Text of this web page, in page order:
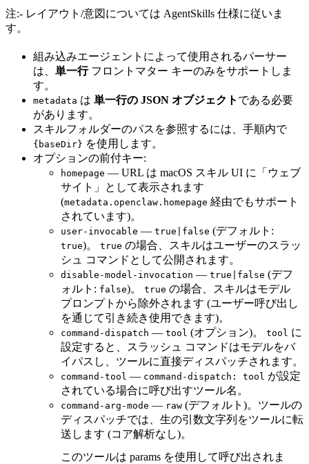
注:- レイアウト/意図については AgentSkills 仕様に従いま
す。
組み込みエージェントによって使用されるパーサー
は、 単一行フロントマター キーのみをサポートしま
す。
metadata は 単一行の JSON オブジェクト である必要
があります。
スキルフォルダーのパスを参照するには、手順内で
{baseDir} を使用します。
オプションの前付キー:
homepage — URL は macOS スキル UI に「ウェブ
サイト」として表示されます
(metadata.openclaw.homepage 経由でもサポート
されています)。
user-invocable — true|false (デフォルト:
true)。 true の場合、スキルはユーザーのスラッ
シュ コマンドとして公開されます。
disable-model-invocation — true|false (デフ
ォルト: false)。 true の場合、スキルはモデル
プロンプトから除外されます (ユーザー呼び出し
を通じて引き続き使用できます)。
command-dispatch — tool (オプション)。 tool に
設定すると、スラッシュ コマンドはモデルをバ
イパスし、ツールに直接ディスパッチされます。
command-tool — command-dispatch: tool が設定
されている場合に呼び出すツール名。
command-arg-mode — raw (デフォルト)。ツールの
ディスパッチでは、生の引数文字列をツールに転
送します (コア解析なし)。
このツールは params を使用して呼び出されま